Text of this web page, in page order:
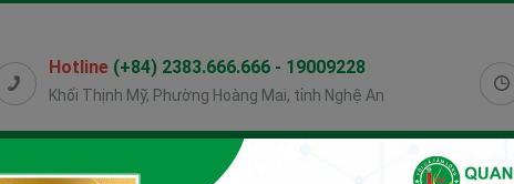
Hotline (+84) 2383.666.666 - 19009228
Khối Thịnh Mỹ, Phường Hoàng Mai, tỉnh Nghệ An
BẢN TIN SỨC KHỎE VIDEO